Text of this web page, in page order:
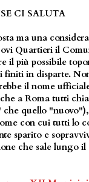
CI SALUTA
ma una
Quartieri il
il più possibile
finiti in disparte.
il nome
a Roma tutti
quello
con cui tutti lo
sparito e
che sale lungo